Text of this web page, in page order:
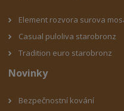
Element rozvora surova
Casual puloliva starobronz
Tradition euro starobronz
Novinky
Bezpečnostní kování